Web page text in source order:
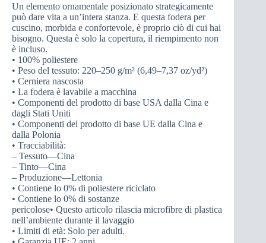
Un elemento ornamentale posizionato strategicamente
può dare vita a un’intera stanza. E questa fodera per
cuscino, morbida e confortevole, è proprio ciò di cui hai
bisogno. Questa è solo la copertura, il riempimento non
è incluso.
• 100% poliestere
• Peso del tessuto: 220–250 g/m² (6,49–7,37 oz/yd²)
• Cerniera nascosta
• La fodera è lavabile a macchina
• Componenti del prodotto di base USA dalla Cina e
dagli Stati Uniti
• Componenti del prodotto di base UE dalla Cina e
dalla Polonia
• Tracciabilità:
– Tessuto—Cina
– Tinto—Cina
– Produzione—Lettonia
• Contiene lo 0% di poliestere riciclato
• Contiene lo 0% di sostanze
pericolose• Questo articolo rilascia microfibre di plastica
nell’ambiente durante il lavaggio
• Limiti di età: Solo per adulti.